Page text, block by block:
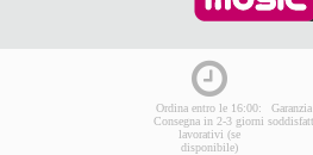
Ordina entro le 16:00:
Consegna in 2-3 giorni
lavorativi (se
disponibile)